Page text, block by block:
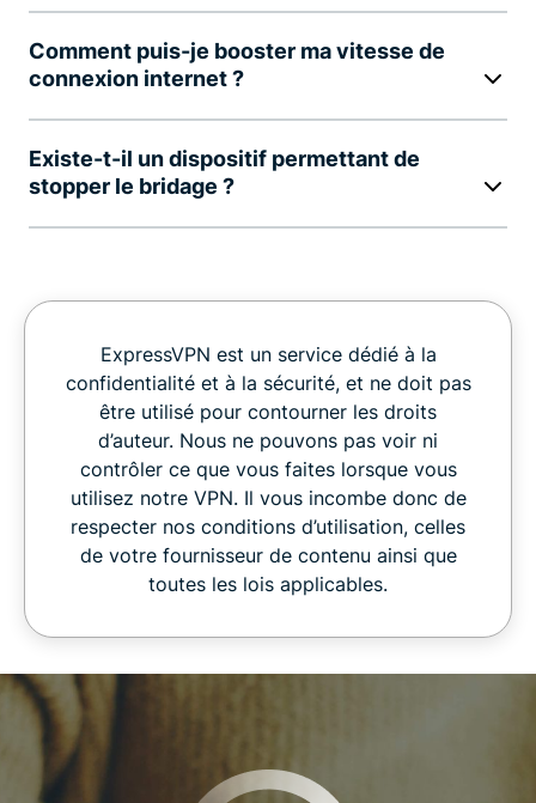
Comment puis-je booster ma vitesse de
connexion internet ?
Existe-t-il un dispositif permettant de
stopper le bridage ?
ExpressVPN est un service dédié à la
confidentialité et à la sécurité, et ne doit pas
être utilisé pour contourner les droits
d’auteur. Nous ne pouvons pas voir ni
contrôler ce que vous faites lorsque vous
utilisez notre VPN. Il vous incombe donc de
respecter nos conditions d’utilisation, celles
de votre fournisseur de contenu ainsi que
toutes les lois applicables.